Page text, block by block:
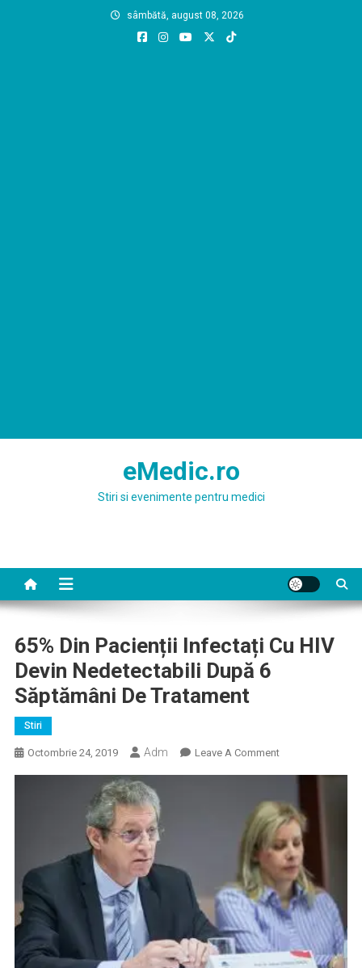
sâmbătă, august 08, 2026
eMedic.ro
Stiri si evenimente pentru medici
65% Din Pacienții Infectați Cu HIV
Devin Nedetectabili După 6
Săptămâni De Tratament
Stiri
Octombrie 24, 2019 Adm Leave A CommentOn
Pacienții
Infectați
Cu
HIV
Devin
Nedetectabili
După
6
Săptămâni